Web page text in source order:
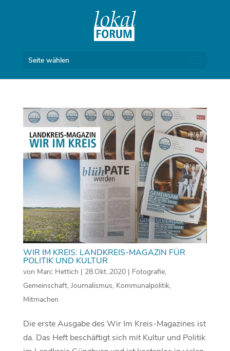
Seite wählen
WIR IM KREIS: LANDKREIS-MAGAZIN FÜR
POLITIK UND KULTUR
von Marc Hettich | 28.Okt..2020| Fotografie,
Gemeinschaft, Journalismus, Kommunalpolitik,
Mitmachen
Die erste Ausgabe des Wir Im Kreis-Magazines ist
da. Das Heft beschäftigt sich mit Kultur und Politik